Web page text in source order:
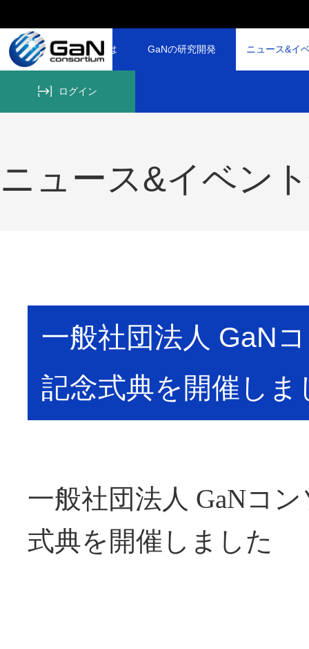
GaNコンソーシアムとは GaNの研究開発 ニュース&イ
ログイン
ニュース&イベン
一般社団法人 GaN
記念式典を開催しま
一般社団法人 GaNコ
式典を開催しました